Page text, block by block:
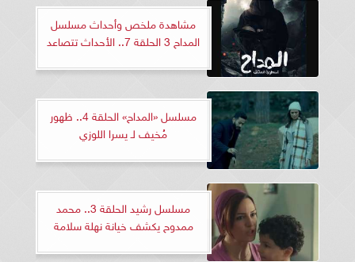
مشاهدة ملخص وأحداث مسلسل
المداح 3 الحلقة 7.. الأحداث تتصاعد
مسلسل «المداح» الحلقة 4.. ظهور
مُخيف لـ يسرا اللوزي
مسلسل رشيد الحلقة 3.. محمد
ممدوح يكشف خيانة نهلة سلامة